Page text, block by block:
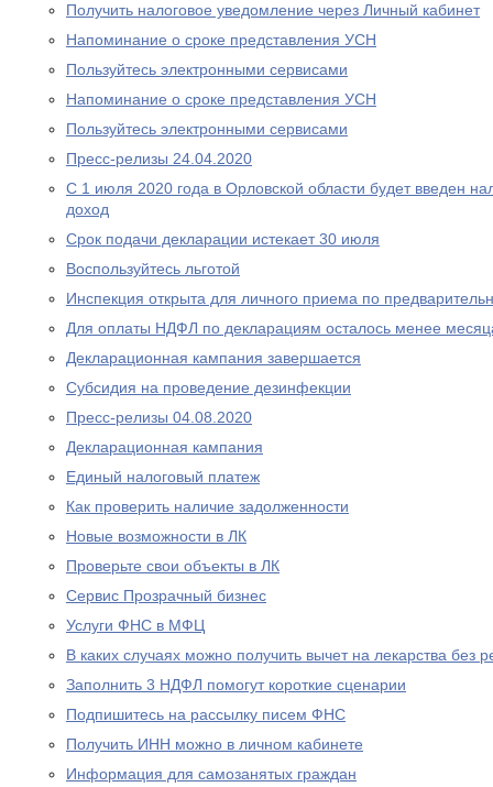
Получить налоговое уведомление через Личный кабинет
Напоминание о сроке представления УСН
Пользуйтесь электронными сервисами
Напоминание о сроке представления УСН
Пользуйтесь электронными сервисами
Пресс-релизы 24.04.2020
С 1 июля 2020 года в Орловской области будет введен
доход
Срок подачи декларации истекает 30 июля
Воспользуйтесь льготой
Инспекция открыта для личного приема по
Для оплаты НДФЛ по декларациям осталось менее
Декларационная кампания завершается
Субсидия на проведение дезинфекции
Пресс-релизы 04.08.2020
Декларационная кампания
Единый налоговый платеж
Как проверить наличие задолженности
Новые возможности в ЛК
Проверьте свои объекты в ЛК
Сервис Прозрачный бизнес
Услуги ФНС в МФЦ
В каких случаях можно получить вычет на лекарства без
Заполнить 3 НДФЛ помогут короткие сценарии
Подпишитесь на рассылку писем ФНС
Получить ИНН можно в личном кабинете
Информация для самозанятых граждан